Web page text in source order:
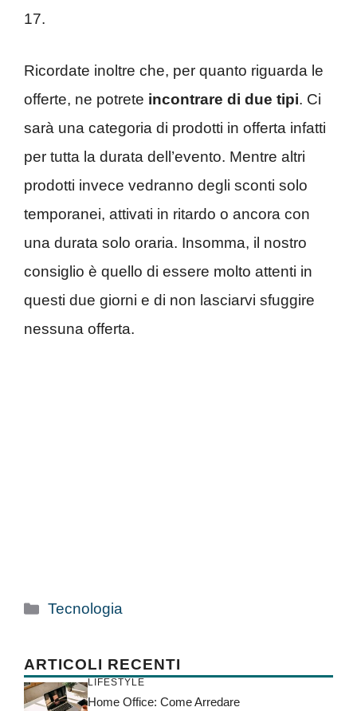
17.
Ricordate inoltre che, per quanto riguarda le
offerte, ne potrete incontrare di due tipi. Ci
sarà una categoria di prodotti in offerta infatti
per tutta la durata dell’evento. Mentre altri
prodotti invece vedranno degli sconti solo
temporanei, attivati in ritardo o ancora con
una durata solo oraria. Insomma, il nostro
consiglio è quello di essere molto attenti in
questi due giorni e di non lasciarvi sfuggire
nessuna offerta.
Categorie
Tecnologia
ARTICOLI RECENTI
LIFESTYLE
Home Office: Come Arredare